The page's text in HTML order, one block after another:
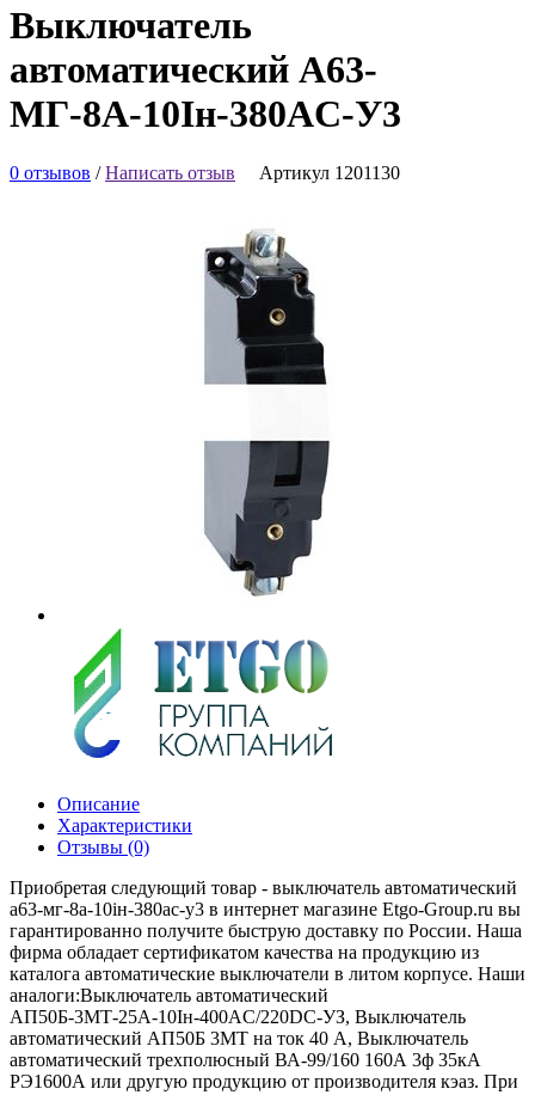
Выключатель
автоматический А63-
МГ-8А-10Iн-380AC-У3
0 отзывов /Написать отзыв Артикул 1201130
Описание
Характеристики
Отзывы (0)
Приобретая следующий товар - выключатель автоматический
а63-мг-8а-10iн-380ac-у3 в интернет магазине Etgo-Group.ru вы
гарантированно получите быструю доставку по России. Наша
фирма обладает сертификатом качества на продукцию из
каталога автоматические выключатели в литом корпусе. Наши
аналоги:Выключатель автоматический
АП50Б-3МТ-25А-10Iн-400AС/220DC-УЗ, Выключатель
автоматический АП50Б 3МТ на ток 40 A, Выключатель
автоматический трехполюсный ВА-99/160 160А 3ф 35кА
РЭ1600А или другую продукцию от производителя кэаз. При